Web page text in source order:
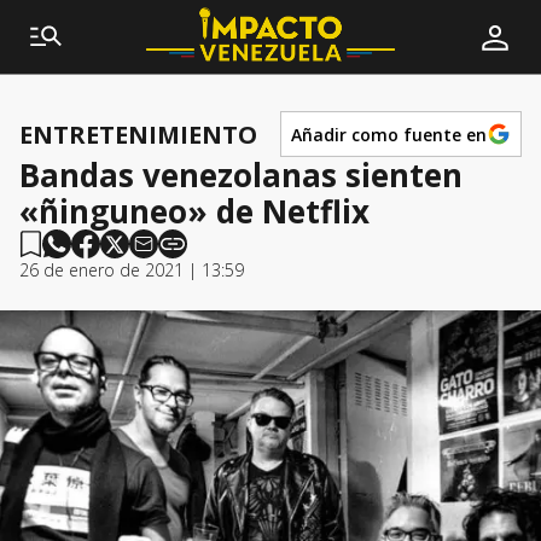
ENTRETENIMIENTO Añadir como fuente en
Bandas venezolanas sienten
«ñinguneo» de Netflix
26 de enero de 2021 | 13:59